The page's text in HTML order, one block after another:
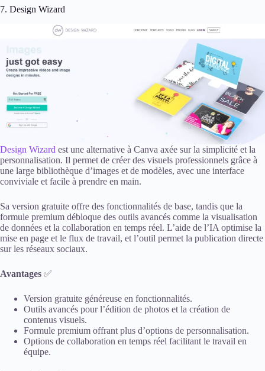
7. Design Wizard
Design Wizard est une alternative à Canva axée sur la simplicité et la
personnalisation. Il permet de créer des visuels professionnels grâce à
une large bibliothèque d’images et de modèles, avec une interface
conviviale et facile à prendre en main.
Sa version gratuite offre des fonctionnalités de base, tandis que la
formule premium débloque des outils avancés comme la visualisation
de données et la collaboration en temps réel. L’aide de l’IA optimise la
mise en page et le flux de travail, et l’outil permet la publication directe
sur les réseaux sociaux.
Avantages ✅
Version gratuite généreuse en fonctionnalités.
Outils avancés pour l’édition de photos et la création de
contenus visuels.
Formule premium offrant plus d’options de personnalisation.
Options de collaboration en temps réel facilitant le travail en
équipe.